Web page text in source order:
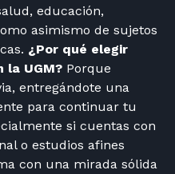
educación,
asimismo de sujetos
¿Por qué elegir
la UGM? Porque
entregándote una
para continuar tu
si cuentas con
o estudios afines
con una mirada sólida